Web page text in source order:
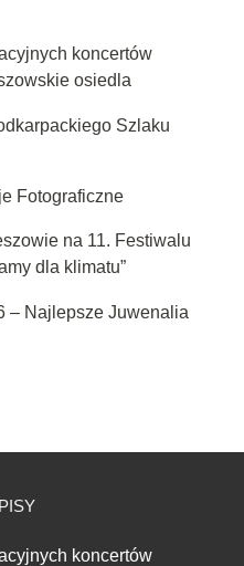
koncertów
osiedla
Szlaku
Fotograficzne
na 11. Festiwalu
dla klimatu”
– Najlepsze Juwenalia
koncertów